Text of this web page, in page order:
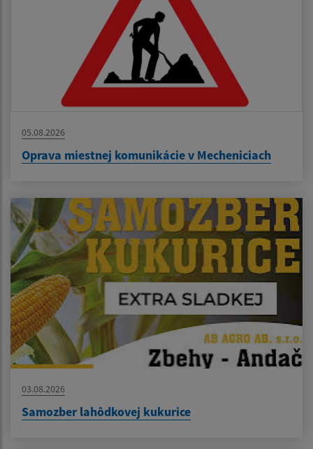
05.08.2026
Oprava miestnej komunikácie v Mecheniciach
03.08.2026
Samozber lahôdkovej kukurice